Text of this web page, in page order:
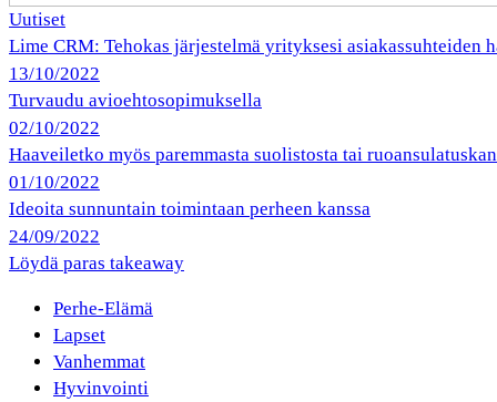
Uutiset
Lime CRM: Tehokas järjestelmä yrityksesi asiakassuhteiden
13/10/2022
Turvaudu avioehtosopimuksella
02/10/2022
Haaveiletko myös paremmasta suolistosta tai
01/10/2022
Ideoita sunnuntain toimintaan perheen kanssa
24/09/2022
Löydä paras takeaway
Perhe-Elämä
Lapset
Vanhemmat
Hyvinvointi